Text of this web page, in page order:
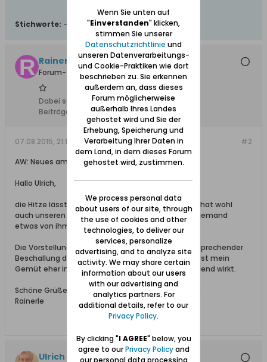
Stichworte: -
Rainerle
Forum-Teilnehmer
Dabei seit:
19.01.2012
Beiträge:
#2
07.08.2015, 21:19
AW: Neues am Strand von Brösen und Glettkau
Hallo Ulrich,
die Hitze lässt nicht nur das Forum schweigen, sie hat wohl
auch unseren Admin verdunsten lassen, oder hat jemand
etwas von ihm gehört!?
Die Vorstellung, dass solche Freizeitparks mit entsprechender
Beschallung die schönen Strände heimsuchen, lässt mein
Gemüt eher in Wallung geraten als dass es abkühlend wirkt.
Schöne Grüße aus dem etwas kühleren Dänemark
Rainerle
Ulrich 31
Wenn Sie unten auf
"Einverstanden" klicken,
stimmen Sie unserer
Datenschutzrichtlinie und
unseren Datenverarbeitungs-
und Cookie-Praktiken wie dort
beschrieben zu. Sie erkennen
außerdem an, dass dieses
Forum möglicherweise
außerhalb Ihres Landes
gehostet wird und Sie der
Erhebung, Speicherung und
Verarbeitung Ihrer Daten in
dem Land, in dem dieses Forum
gehostet wird, zustimmen.
We process personal data
about users of our site, through
the use of cookies and other
technologies, to deliver our
services, personalize
advertising, and to analyze site
activity. We may share certain
information about our users
with our advertising and
analytics partners. For
additional details, refer to our
Privacy Policy.
By clicking "I AGREE" below, you
agree to ourPrivacy Policyand
our personal data processing